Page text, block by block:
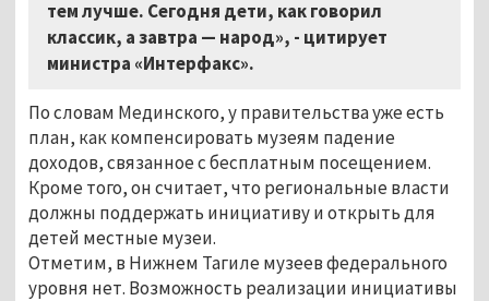
тем лучше. Сегодня дети, как говорил
классик, а завтра — народ», - цитирует
министра «Интерфакс».
По словам Мединского, у правительства уже есть
план, как компенсировать музеям падение
доходов, связанное с бесплатным посещением.
Кроме того, он считает, что региональные власти
должны поддержать инициативу и открыть для
детей местные музеи.
Отметим, в Нижнем Тагиле музеев федерального
уровня нет. Возможность реализации инициативы